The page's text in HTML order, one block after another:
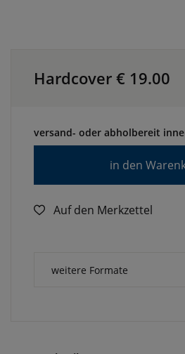
Hardcover € 19.00
versand- oder abholbereit
in den
Auf den Merkzettel
weitere Formate